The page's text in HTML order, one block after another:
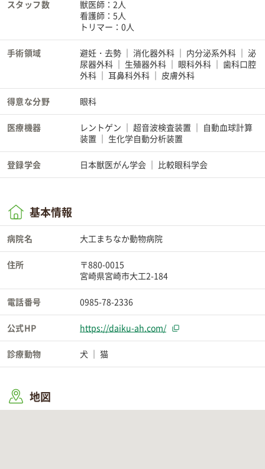
スタッフ数
獣医師：2人
看護師：5人
トリマー：0人
手術領域 避妊・去勢 消化器外科 内分泌系外科
泌
尿器外科
生殖器外科 眼科外科
歯科口腔
外科
耳鼻科外科 皮膚外科
得意な分野 眼科
医療機器 レントゲン 超音波検査装置
自動血球計算
装置
生化学自動分析装置
登録学会 日本獣医がん学会 比較眼科学会
基本情報
病院名 大工まちなか動物病院
住所
〒880-0015
宮崎県宮崎市大工2-184
電話番号 0985-78-2336
公式HP https://daiku-ah.com/
診療動物 犬 猫
地図